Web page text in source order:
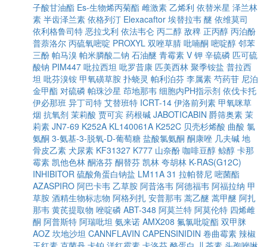
子酸甘油酯 Es-生物烯丙菊酯 雌激素 乙烯利 依替米星 泽兰林
素 半齿泽兰素 依格列汀 Elexacaftor 埃替拉韦 醚 依维莫司
依利格鲁司特 恶拉戈利 依法韦仑 丙二醇 敌稗 正丙醇 丙泊酚
普萘洛尔 丙硫氧嘧啶 PROXYL 双唑草腈 吡喃酮 嘧啶醇 邻苯
三酚 帕马溴 帕米膦酸二钠 石油醚 青霉素 V 钾 辛硫磷 匹可硫
酸钠 PIM447 吡拉西坦 吡罗昔康 匹美西林 聚季铵盐 普拉西
坦 吡芬溴铵 甲氧磺草胺 扑蛲灵 帕利泊芬 李属素 芍药苷 尼泊
金甲酯 对硫磷 帕珠沙星 茚地那韦 细胞内PH指示剂 依伐卡托
伊必那班 异丁司特 艾替班特 ICRT-14 伊洛前列素 甲氧咪草
烟 抗氧剂 茉莉酸 贾可宾 药根碱 JABOTICABIN 爵筛奥素 茉
莉素 JN7-69 K252A KL140061A K252C 贝壳杉烯酸 曲酸 氯
氨酮 3-氨基-3-脱氧-D-葡萄糖 盐酸氯氨酮 酮康唑 几夫碱 地
骨皮乙素 犬尿素 KF31327 K777 山奈酚 咖啡豆醇 鲸醇 卡那
霉素 凯他色林 酮洛芬 酮替芬 凯林 夸胡林 K-RAS(G12C)
INHIBITOR 硫酸角蛋白钠盐 LM11A 31 拉帕替尼 嘧菌酯
AZASPIRO 阿巴卡韦 乙草胺 阿昔洛韦 阿德福韦 阿福拉纳 甲
草胺 酒精生物标志物 阿格列扎 安普那韦 蒿乙醚 蒿甲醚 阿扎
那韦 黄芪提取物 唑啶磷 ABT-348 阿莫兰特 阿莫伦特 四烯雌
酮 阿普斯特 阿瑞吡坦 氨来诺 AMX208 氟氯吡啶酯 双甲脒
AOZ 坎地沙坦 CANNFLAVIN CAPENSINIDIN 卷曲霉素 辣椒